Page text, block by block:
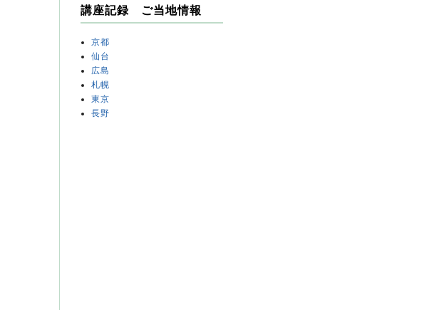
講座記録 ご当地情報
京都
仙台
広島
札幌
東京
長野